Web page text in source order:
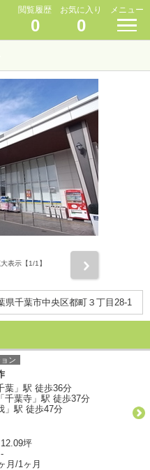
閲覧履歴
0
お気に入り
0
メニュー
表示【1/1】
県千葉市中央区都町３丁目28-1
ン
葉」駅 徒歩36分
千葉寺」駅 徒歩37分
」駅 徒歩47分
坪
月/1ヶ月